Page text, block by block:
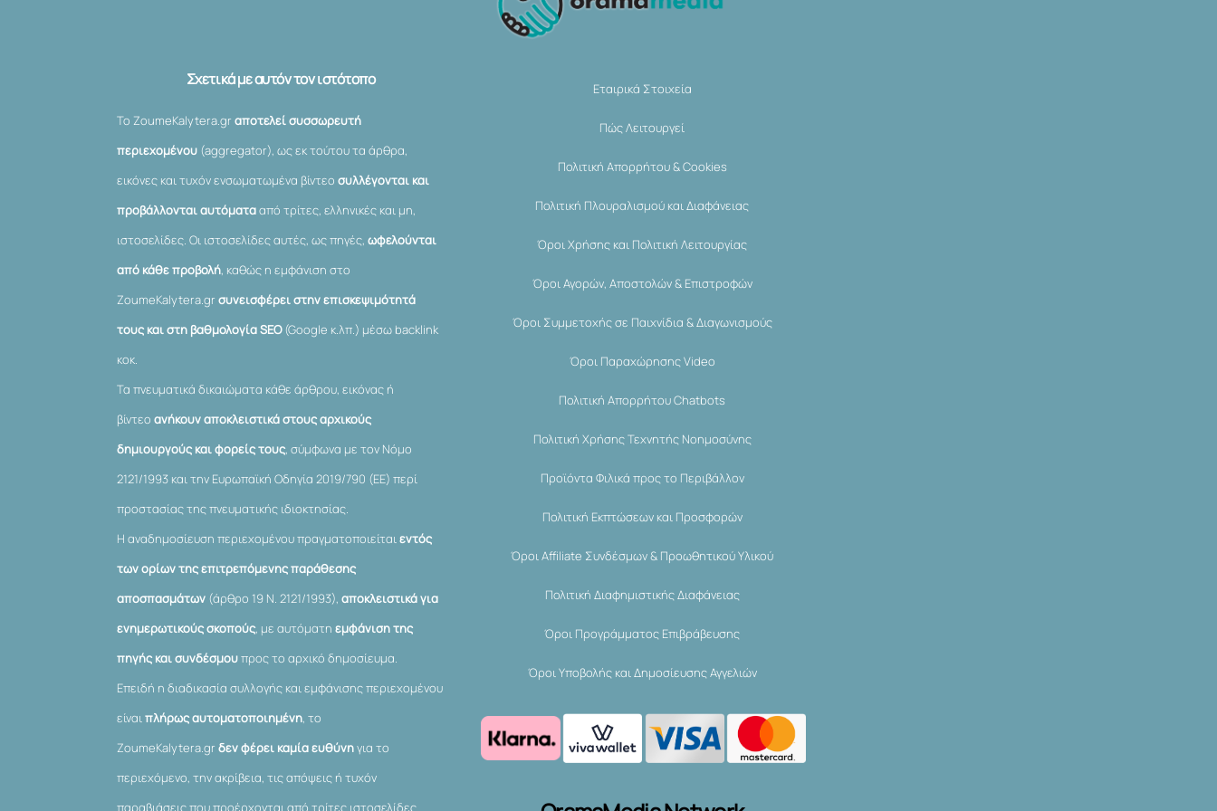
Σχετικά με αυτόν τον ιστότοπο
Το ZoumeKalytera.grαποτελεί συσσωρευτή
περιεχομένου (aggregator), ως εκ τούτου τα άρθρα,
εικόνες και τυχόν ενσωματωμένα βίντεοσυλλέγονται και
προβάλλονται αυτόματααπό τρίτες, ελληνικές και μη,
ιστοσελίδες. Οι ιστοσελίδες αυτές, ως πηγές,ωφελούνται
από κάθε προβολή, καθώς η εμφάνιση στο
ZoumeKalytera.gr συνεισφέρει στην επισκεψιμότητά
τους και στη βαθμολογία SEO(Google κ.λπ.) μέσω backlink
κοκ.
Τα πνευματικά δικαιώματα κάθε άρθρου, εικόνας ή
βίντεοανήκουν αποκλειστικά στους αρχικούς
δημιουργούς και φορείς τους, σύμφωνα με τον Νόμο
2121/1993 και την Ευρωπαϊκή Οδηγία 2019/790 (ΕΕ) περί
προστασίας της πνευματικής ιδιοκτησίας.
Η αναδημοσίευση περιεχομένου πραγματοποιείταιεντός
των ορίων της επιτρεπόμενης παράθεσης
αποσπασμάτων (άρθρο 19 Ν. 2121/1993), αποκλειστικά για
ενημερωτικούς σκοπούς, με αυτόματηεμφάνιση της
πηγής και συνδέσμουπρος το αρχικό δημοσίευμα.
Επειδή η διαδικασία συλλογής και εμφάνισης περιεχομένου
είναιπλήρως αυτοματοποιημένη, το
ZoumeKalytera.grδεν φέρει καμία ευθύνηγια το
περιεχόμενο, την ακρίβεια, τις απόψεις ή τυχόν
παραβιάσεις που προέρχονται από τρίτες ιστοσελίδες.
Εταιρικά Στοιχεία
Πώς Λειτουργεί
Πολιτική Απορρήτου & Cookies
Πολιτική Πλουραλισμού και Διαφάνειας
Όροι Χρήσης και Πολιτική Λειτουργίας
Όροι Αγορών, Αποστολών & Επιστροφών
Όροι Συμμετοχής σε Παιχνίδια & Διαγωνισμούς
Όροι Παραχώρησης Video
Πολιτική Απορρήτου Chatbots
Πολιτική Χρήσης Τεχνητής Νοημοσύνης
Προϊόντα Φιλικά προς το Περιβάλλον
Πολιτική Εκπτώσεων και Προσφορών
Όροι Affiliate Συνδέσμων & Προωθητικού Υλικού
Πολιτική Διαφημιστικής Διαφάνειας
Όροι Προγράμματος Επιβράβευσης
Όροι Υποβολής και Δημοσίευσης Αγγελιών